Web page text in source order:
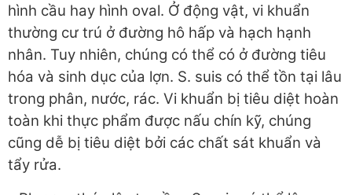
hình cầu hay hình oval. Ở động vật, vi khuẩn
thường cư trú ở đường hô hấp và hạch hạnh
nhân. Tuy nhiên, chúng có thể có ở đường tiêu
hóa và sinh dục của lợn. S. suis có thể tồn tại lâu
trong phân, nước, rác. Vi khuẩn bị tiêu diệt hoàn
toàn khi thực phẩm được nấu chín kỹ, chúng
cũng dễ bị tiêu diệt bởi các chất sát khuẩn và
tẩy rửa.